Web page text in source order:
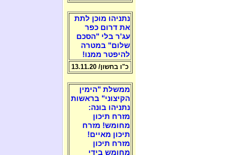
נתניהו מוכן לתת
את דרום כפר
עג'ר בלי "הסכם
שלום" במטרה
להיפטר ממנו!
כ"ו בחשון/ 13.11.20
ממשלת "הימין
הקיצוני" בראשות
נתניהו בונה:
מזרח תיכון
מחומש! מזרח
תיכון מאיים!
מזרח תיכון
מחומש בידי